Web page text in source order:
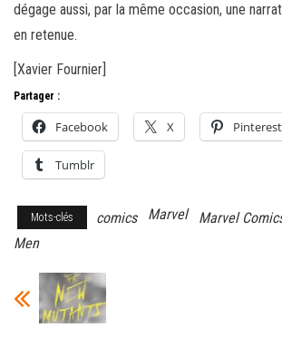
dégage aussi, par la même occasion, une
en retenue.
[Xavier Fournier]
Partager :
Facebook X Pinterest
Tumblr
Mots-clés comics Marvel Marvel
Men